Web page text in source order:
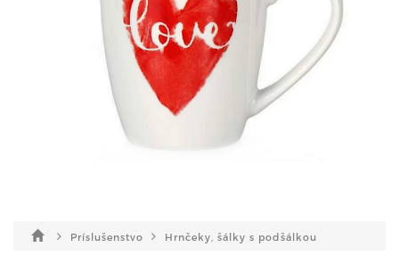
Príslušenstvo Hrnčeky, šálky s podšálkou